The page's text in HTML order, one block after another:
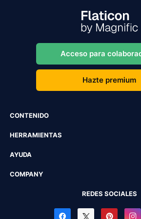
Acceso para
Hazte premium
CONTENIDO
HERRAMIENTAS
AYUDA
COMPANY
REDES SOCIALES